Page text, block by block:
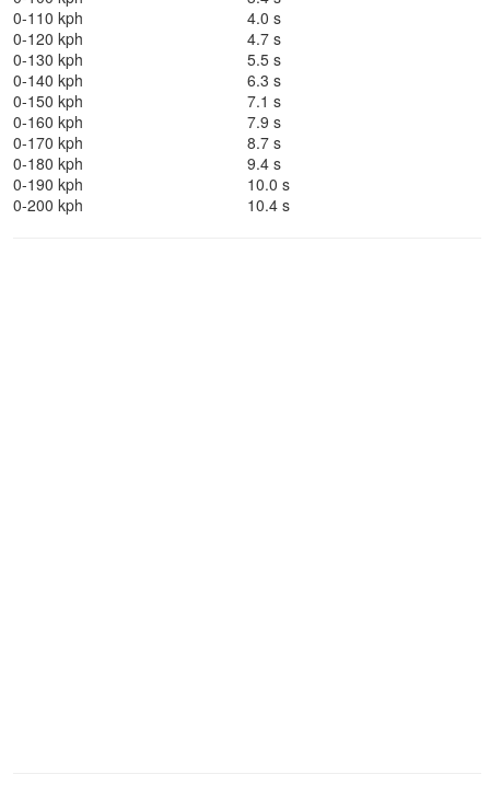
0-110 kph
4.0 s
0-120 kph
4.7 s
0-130 kph
5.5 s
0-140 kph
6.3 s
0-150 kph
7.1 s
0-160 kph
7.9 s
0-170 kph
8.7 s
0-180 kph
9.4 s
0-190 kph
10.0 s
0-200 kph
10.4 s